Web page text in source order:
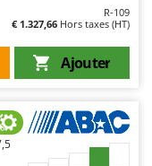
R-109
€ 1.327,66 Hors taxes (HT)
Ajouter